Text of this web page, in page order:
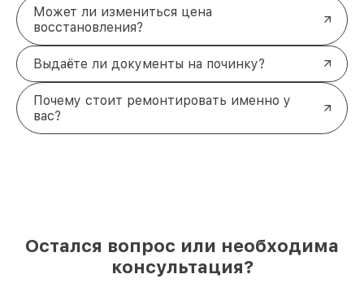
Может ли измениться цена
восстановления?
Выдаёте ли документы на починку?
Почему стоит ремонтировать именно у
вас?
Остался вопрос или необходима
консультация?